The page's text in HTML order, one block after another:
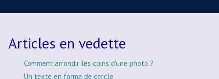
Articles en vedette
Comment arrondir les coins d'une photo ?
Un texte en forme de cercle